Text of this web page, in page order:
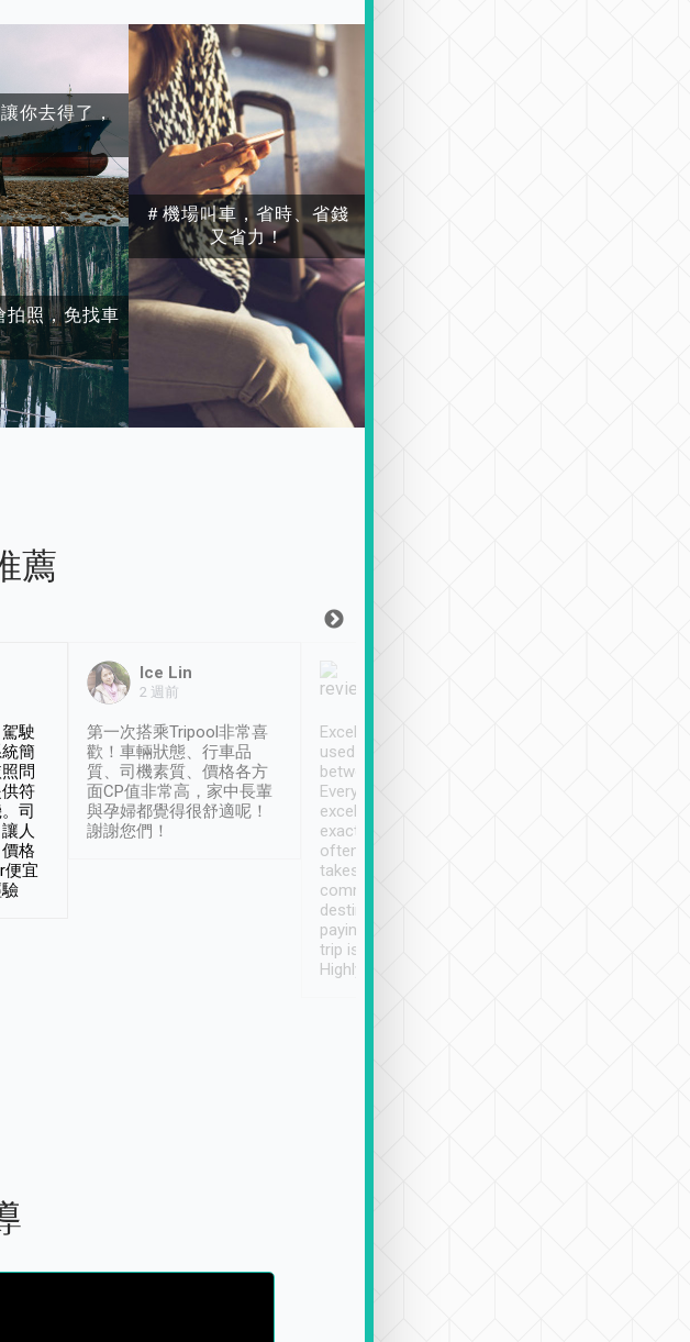
你去得了，
拍照，免找車
＃機場叫車，省時、省錢
又省力！
薦
駛
簡
問
符
司
人
格
便宜
Ice Lin
2 週前
第一次搭乘Tripool非常喜
歡！車輛狀態、行車品
質、司機素質、價格各方
面CP值非常高，家中長輩
與孕婦都覺得很舒適呢！
謝謝您們！
Excellent service. We have
used Tripool to travel
between cities in Taiwan.
Every driver has been
excellent and arrives
exactly on time. As there is
often limited English it
takes the difficulty out of
communicating the
destination details and
paying online prior to the
trip is very convenient.
Highly recommended